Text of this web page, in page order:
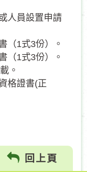
人員設置申請
（1式3份）。
（1式3份）。
。
格證書(正
回上頁